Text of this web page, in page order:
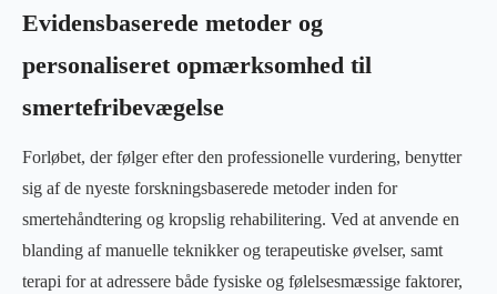
Evidensbaserede metoder og
personaliseret opmærksomhed til
smertefribevægelse
Forløbet, der følger efter den professionelle vurdering, benytter
sig af de nyeste forskningsbaserede metoder inden for
smertehåndtering og kropslig rehabilitering. Ved at anvende en
blanding af manuelle teknikker og terapeutiske øvelser, samt
terapi for at adressere både fysiske og følelsesmæssige faktorer,